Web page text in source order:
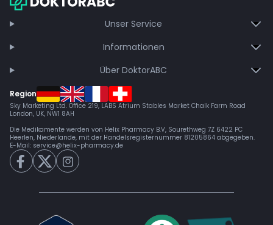
Unser Service
Informationen
Über DoktorABC
Region
Sky Marketing Ltd. Office 219, LABS Atrium Stables Market Chalk Farm Road
London, UK, NW1 8AH
Die Medikamente werden von Helix Pharmacy B.V, Sourethweg 7Z 6422 PC
Heerlen, Niederlande, mit der Handelsregisternummer 81205864 abgegeben.
E-Mail: service@helix-pharmacy.de